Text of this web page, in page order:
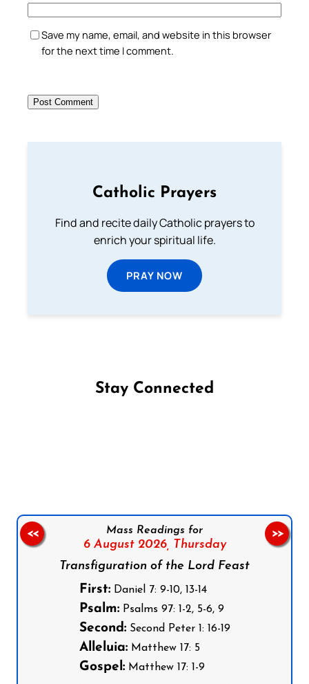
Save my name, email, and website in this browser
for the next time I comment.
Catholic Prayers
Find and recite daily Catholic prayers to
enrich your spiritual life.
PRAY NOW
Stay Connected
Mass Readings for
6 August 2026,
Thursday
Transfiguration of the Lord Feast
First:Daniel 7: 9-10, 13-14
Psalm:Psalms 97: 1-2, 5-6, 9
Second:Second Peter 1: 16-19
Alleluia:Matthew 17: 5
Gospel:Matthew 17: 1-9
<< >>